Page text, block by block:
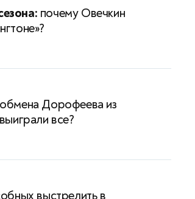
почему Овечкин
Дорофеева из
все?
выстрелить в